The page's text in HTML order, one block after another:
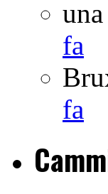
fa
fa